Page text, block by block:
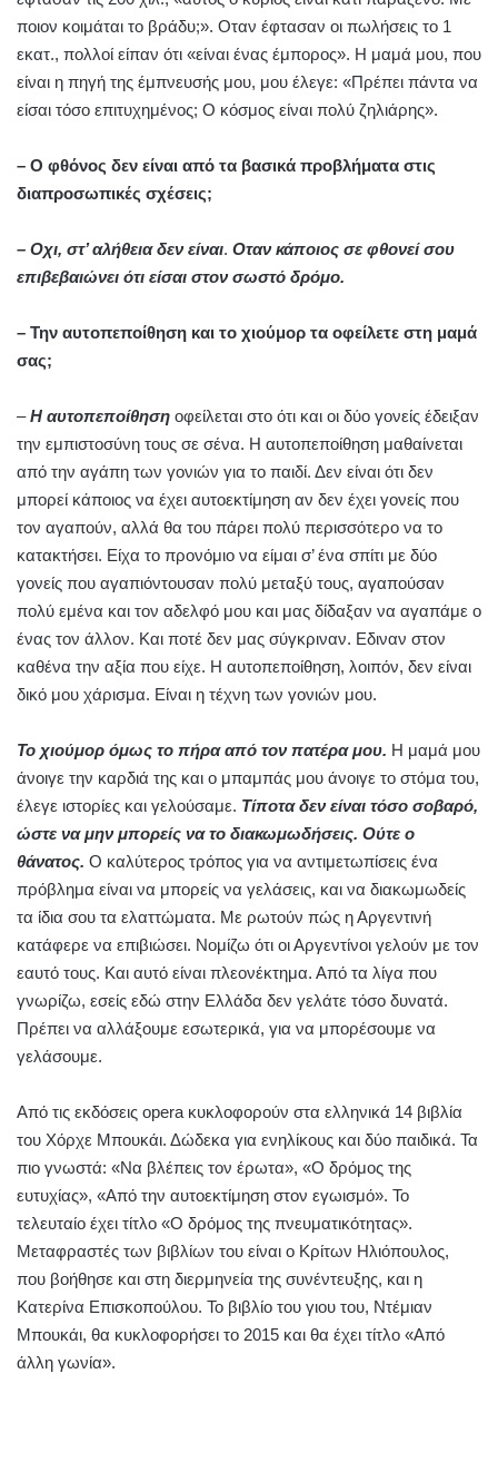
ποιον κοιμάται το βράδυ;». Οταν έφτασαν οι πωλήσεις το 1
εκατ., πολλοί είπαν ότι «είναι ένας έμπορος». Η μαμά μου, που
είναι η πηγή της έμπνευσής μου, μου έλεγε: «Πρέπει πάντα να
είσαι τόσο επιτυχημένος; Ο κόσμος είναι πολύ ζηλιάρης».
– Ο φθόνος δεν είναι από τα βασικά προβλήματα στις
διαπροσωπικές σχέσεις;
– Οχι, στ’ αλήθεια δεν είναι. Οταν κάποιος σε φθονεί σου
επιβεβαιώνει ότι είσαι στον σωστό δρόμο.
– Την αυτοπεποίθηση και το χιούμορ τα οφείλετε στη μαμά
σας;
–Η αυτοπεποίθηση οφείλεται στο ότι και οι δύο γονείς έδειξαν
την εμπιστοσύνη τους σε σένα. Η αυτοπεποίθηση μαθαίνεται
από την αγάπη των γονιών για το παιδί. Δεν είναι ότι δεν
μπορεί κάποιος να έχει αυτοεκτίμηση αν δεν έχει γονείς που
τον αγαπούν, αλλά θα του πάρει πολύ περισσότερο να το
κατακτήσει. Είχα το προνόμιο να είμαι σ’ ένα σπίτι με δύο
γονείς που αγαπιόντουσαν πολύ μεταξύ τους, αγαπούσαν
πολύ εμένα και τον αδελφό μου και μας δίδαξαν να αγαπάμε ο
ένας τον άλλον. Και ποτέ δεν μας σύγκριναν. Εδιναν στον
καθένα την αξία που είχε. Η αυτοπεποίθηση, λοιπόν, δεν είναι
δικό μου χάρισμα. Είναι η τέχνη των γονιών μου.
Το χιούμορ όμως το πήρα από τον πατέρα μου. Η μαμά μου
άνοιγε την καρδιά της και ο μπαμπάς μου άνοιγε το στόμα του,
έλεγε ιστορίες και γελούσαμε. Τίποτα δεν είναι τόσο σοβαρό,
ώστε να μην μπορείς να το διακωμωδήσεις. Ούτε ο
θάνατος. Ο καλύτερος τρόπος για να αντιμετωπίσεις ένα
πρόβλημα είναι να μπορείς να γελάσεις, και να διακωμωδείς
τα ίδια σου τα ελαττώματα. Με ρωτούν πώς η Αργεντινή
κατάφερε να επιβιώσει. Νομίζω ότι οι Αργεντίνοι γελούν με τον
εαυτό τους. Και αυτό είναι πλεονέκτημα. Από τα λίγα που
γνωρίζω, εσείς εδώ στην Ελλάδα δεν γελάτε τόσο δυνατά.
Πρέπει να αλλάξουμε εσωτερικά, για να μπορέσουμε να
γελάσουμε.
​Από τις εκδόσεις opera κυκλοφορούν στα ελληνικά 14 βιβλία
του Χόρχε Μπουκάι. Δώδεκα για ενηλίκους και δύο παιδικά. Τα
πιο γνωστά: «Να βλέπεις τον έρωτα», «Ο δρόμος της
ευτυχίας», «Από την αυτοεκτίμηση στον εγωισμό». Το
τελευταίο έχει τίτλο «Ο δρόμος της πνευματικότητας».
Μεταφραστές των βιβλίων του είναι ο Κρίτων Ηλιόπουλος,
που βοήθησε και στη διερμηνεία της συνέντευξης, και η
Κατερίνα Επισκοπούλου. Το βιβλίο του γιου του, Ντέμιαν
Μπουκάι, θα κυκλοφορήσει το 2015 και θα έχει τίτλο «Από
άλλη γωνία».